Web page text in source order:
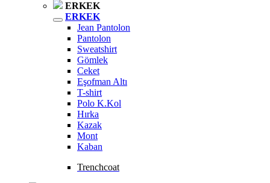
ERKEK
ERKEK
Jean Pantolon
Pantolon
Sweatshirt
Gömlek
Ceket
Eşofman Altı
T-shirt
Polo K.Kol
Hırka
Kazak
Mont
Kaban
Trenchcoat